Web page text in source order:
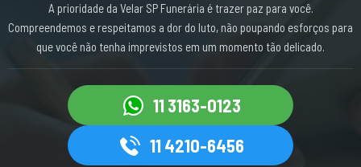
A prioridade da Velar SP Funerária é trazer paz para você.
Compreendemos e respeitamos a dor do luto, não poupando esforços para
que você não tenha imprevistos em um momento tão delicado.
11 3163-0123
11 4210-6456